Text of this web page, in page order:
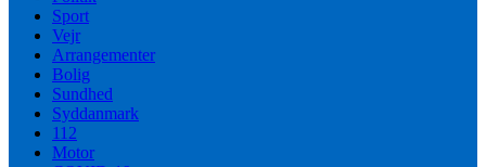
Sport
Vejr
Arrangementer
Bolig
Sundhed
Syddanmark
112
Motor